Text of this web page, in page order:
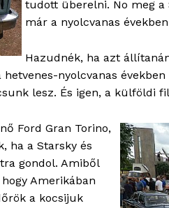
tudott überelni. No meg a
már a nyolcvanas
Hazudnék, ha azt
hetvenes-nyolcvanas
lesz. És igen, a külföldi
Ford Gran Torino,
ha a Starsky és
gondol. Amiből
Amerikában
a kocsijuk